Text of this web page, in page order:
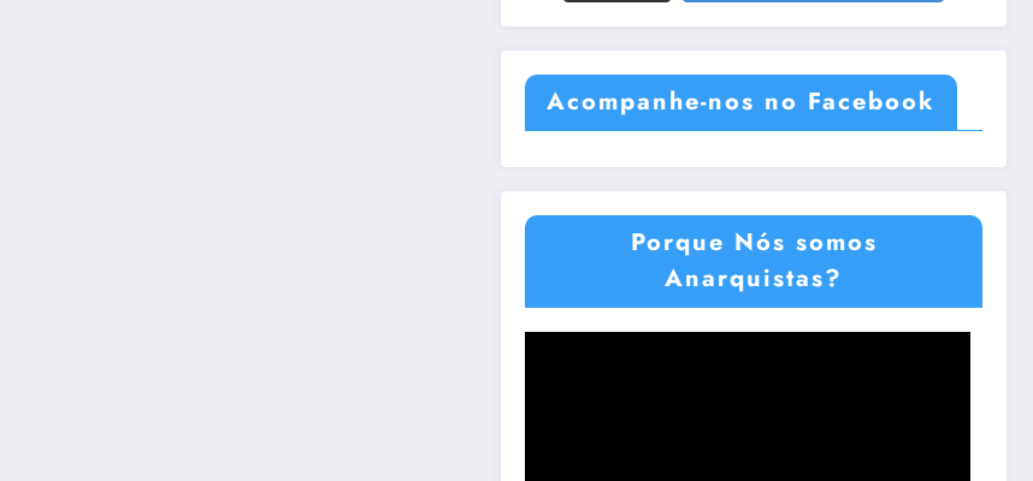
Acompanhe-nos no Facebook
Porque Nós somos
Anarquistas?